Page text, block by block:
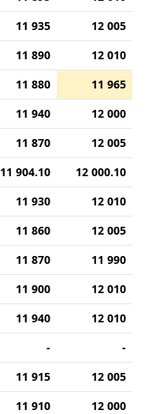
11 935
12 005
11 890
12 010
11 880
11 965
11 940
12 000
11 870
12 005
11 904.10
12 000.10
11 930
12 010
11 860
12 005
11 870
11 990
11 900
12 010
11 940
12 010
-
-
11 915
12 005
11 910
12 000